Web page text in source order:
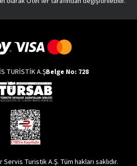
TURİSTİK A.ŞBelge No: 728
Turistik A.Ş. Tüm hakları saklıdır.